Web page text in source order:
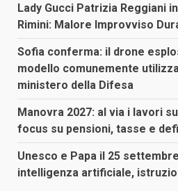
Lady Gucci Patrizia Reggiani
Rimini: Malore Improvviso
Sofia conferma: il drone
modello comunemente
ministero della Difesa
Manovra 2027: al via i lavori
focus su pensioni, tasse e
Unesco e Papa il 25
intelligenza artificiale,